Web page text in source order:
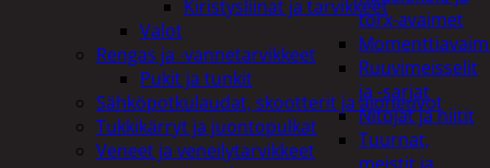
torx-avaimet
Ruuvimeisselit
ja -sarjat
Nitojat ja niitit
Tuurnat,
Kiristysliinat ja tarvikkeet
Valot
Rengas ja -vannetarvikkeet
Pukit ja tunkit
Sähköpotkulaudat, skootterit ja ajoneuvot
Tukkikärryt ja juontopulkat
Veneet ja veneilytarvikkeet